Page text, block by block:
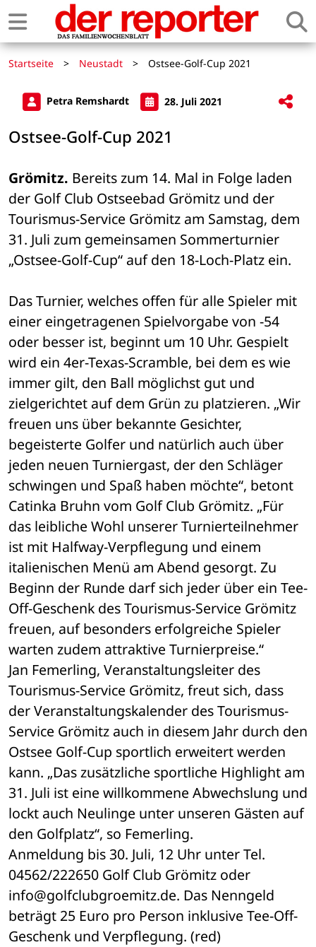
Startseite > Neustadt > Ostsee-Golf-Cup 2021
Petra Remshardt 28. Juli 2021
Ostsee-Golf-Cup 2021
Grömitz. Bereits zum 14. Mal in Folge laden
der Golf Club Ostseebad Grömitz und der
Tourismus-Service Grömitz am Samstag, dem
31. Juli zum gemeinsamen Sommerturnier
„Ostsee-Golf-Cup“ auf den 18-Loch-Platz ein.
Das Turnier, welches offen für alle Spieler mit
einer eingetragenen Spielvorgabe von -54
oder besser ist, beginnt um 10 Uhr. Gespielt
wird ein 4er-Texas-Scramble, bei dem es wie
immer gilt, den Ball möglichst gut und
zielgerichtet auf dem Grün zu platzieren. „Wir
freuen uns über bekannte Gesichter,
begeisterte Golfer und natürlich auch über
jeden neuen Turniergast, der den Schläger
schwingen und Spaß haben möchte“, betont
Catinka Bruhn vom Golf Club Grömitz. „Für
das leibliche Wohl unserer Turnierteilnehmer
ist mit Halfway-Verpflegung und einem
italienischen Menü am Abend gesorgt. Zu
Beginn der Runde darf sich jeder über ein Tee-
Off-Geschenk des Tourismus-Service Grömitz
freuen, auf besonders erfolgreiche Spieler
warten zudem attraktive Turnierpreise.“
Jan Femerling, Veranstaltungsleiter des
Tourismus-Service Grömitz, freut sich, dass
der Veranstaltungskalender des Tourismus-
Service Grömitz auch in diesem Jahr durch den
Ostsee Golf-Cup sportlich erweitert werden
kann. „Das zusätzliche sportliche Highlight am
31. Juli ist eine willkommene Abwechslung und
lockt auch Neulinge unter unseren Gästen auf
den Golfplatz“, so Femerling.
Anmeldung bis 30. Juli, 12 Uhr unter Tel.
04562/222650 Golf Club Grömitz oder
info@golfclubgroemitz.de. Das Nenngeld
beträgt 25 Euro pro Person inklusive Tee-Off-
Geschenk und Verpflegung. (red)